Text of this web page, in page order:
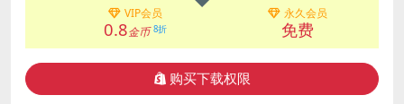
VIP会员
0.8金币 8折
永久会员
免费
购买下载权限